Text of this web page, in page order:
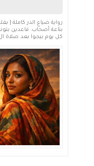
رواية ضياع الدر كاملة |
بتاعة أصحاب. قاعدين
كل يوم بيجوا بعد صلاة